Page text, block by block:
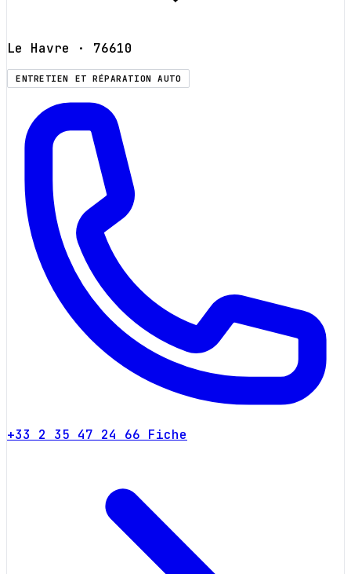
Le Havre · 76610
ENTRETIEN ET RÉPARATION AUTO
+33 2 35 47 24 66 Fiche